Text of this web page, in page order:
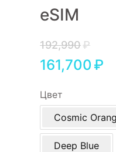
eSIM
192,990₽
161,700₽
Цвет
Cosmic
Deep Blue